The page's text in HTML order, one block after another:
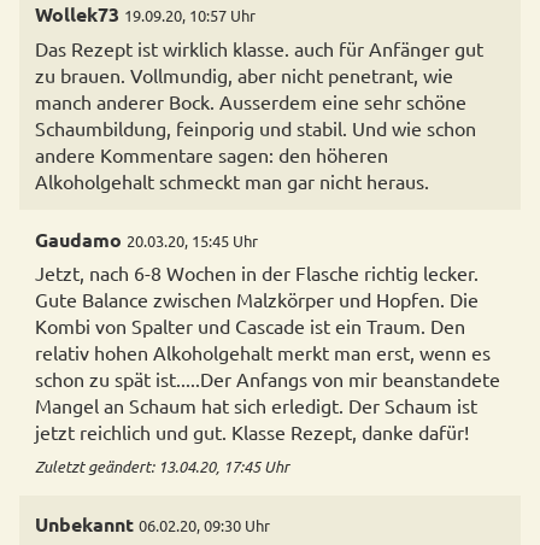
Wollek73 19.09.20, 10:57 Uhr
Das Rezept ist wirklich klasse. auch für Anfänger gut
zu brauen. Vollmundig, aber nicht penetrant, wie
manch anderer Bock. Ausserdem eine sehr schöne
Schaumbildung, feinporig und stabil. Und wie schon
andere Kommentare sagen: den höheren
Alkoholgehalt schmeckt man gar nicht heraus.
Gaudamo 20.03.20, 15:45 Uhr
Jetzt, nach 6-8 Wochen in der Flasche richtig lecker.
Gute Balance zwischen Malzkörper und Hopfen. Die
Kombi von Spalter und Cascade ist ein Traum. Den
relativ hohen Alkoholgehalt merkt man erst, wenn es
schon zu spät ist.....Der Anfangs von mir beanstandete
Mangel an Schaum hat sich erledigt. Der Schaum ist
jetzt reichlich und gut. Klasse Rezept, danke dafür!
Zuletzt geändert: 13.04.20, 17:45 Uhr
Unbekannt 06.02.20, 09:30 Uhr